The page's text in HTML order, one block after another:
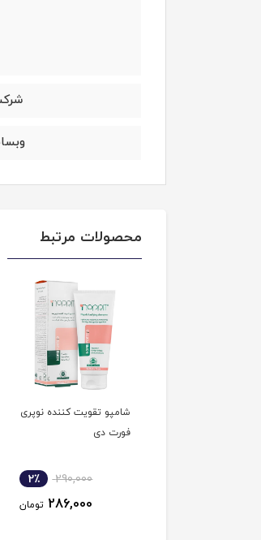
محصولات مرتبط
شامپو تقویت کننده نوپری
فورت دی
290,000 2٪
286,000 تومان